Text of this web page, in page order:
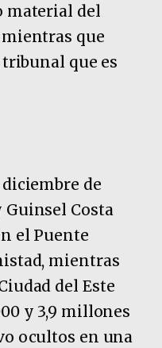
material del
que
que es
de
Guinsel Costa
el Puente
mientras
del Este
y 3,9 millones
ocultos en una